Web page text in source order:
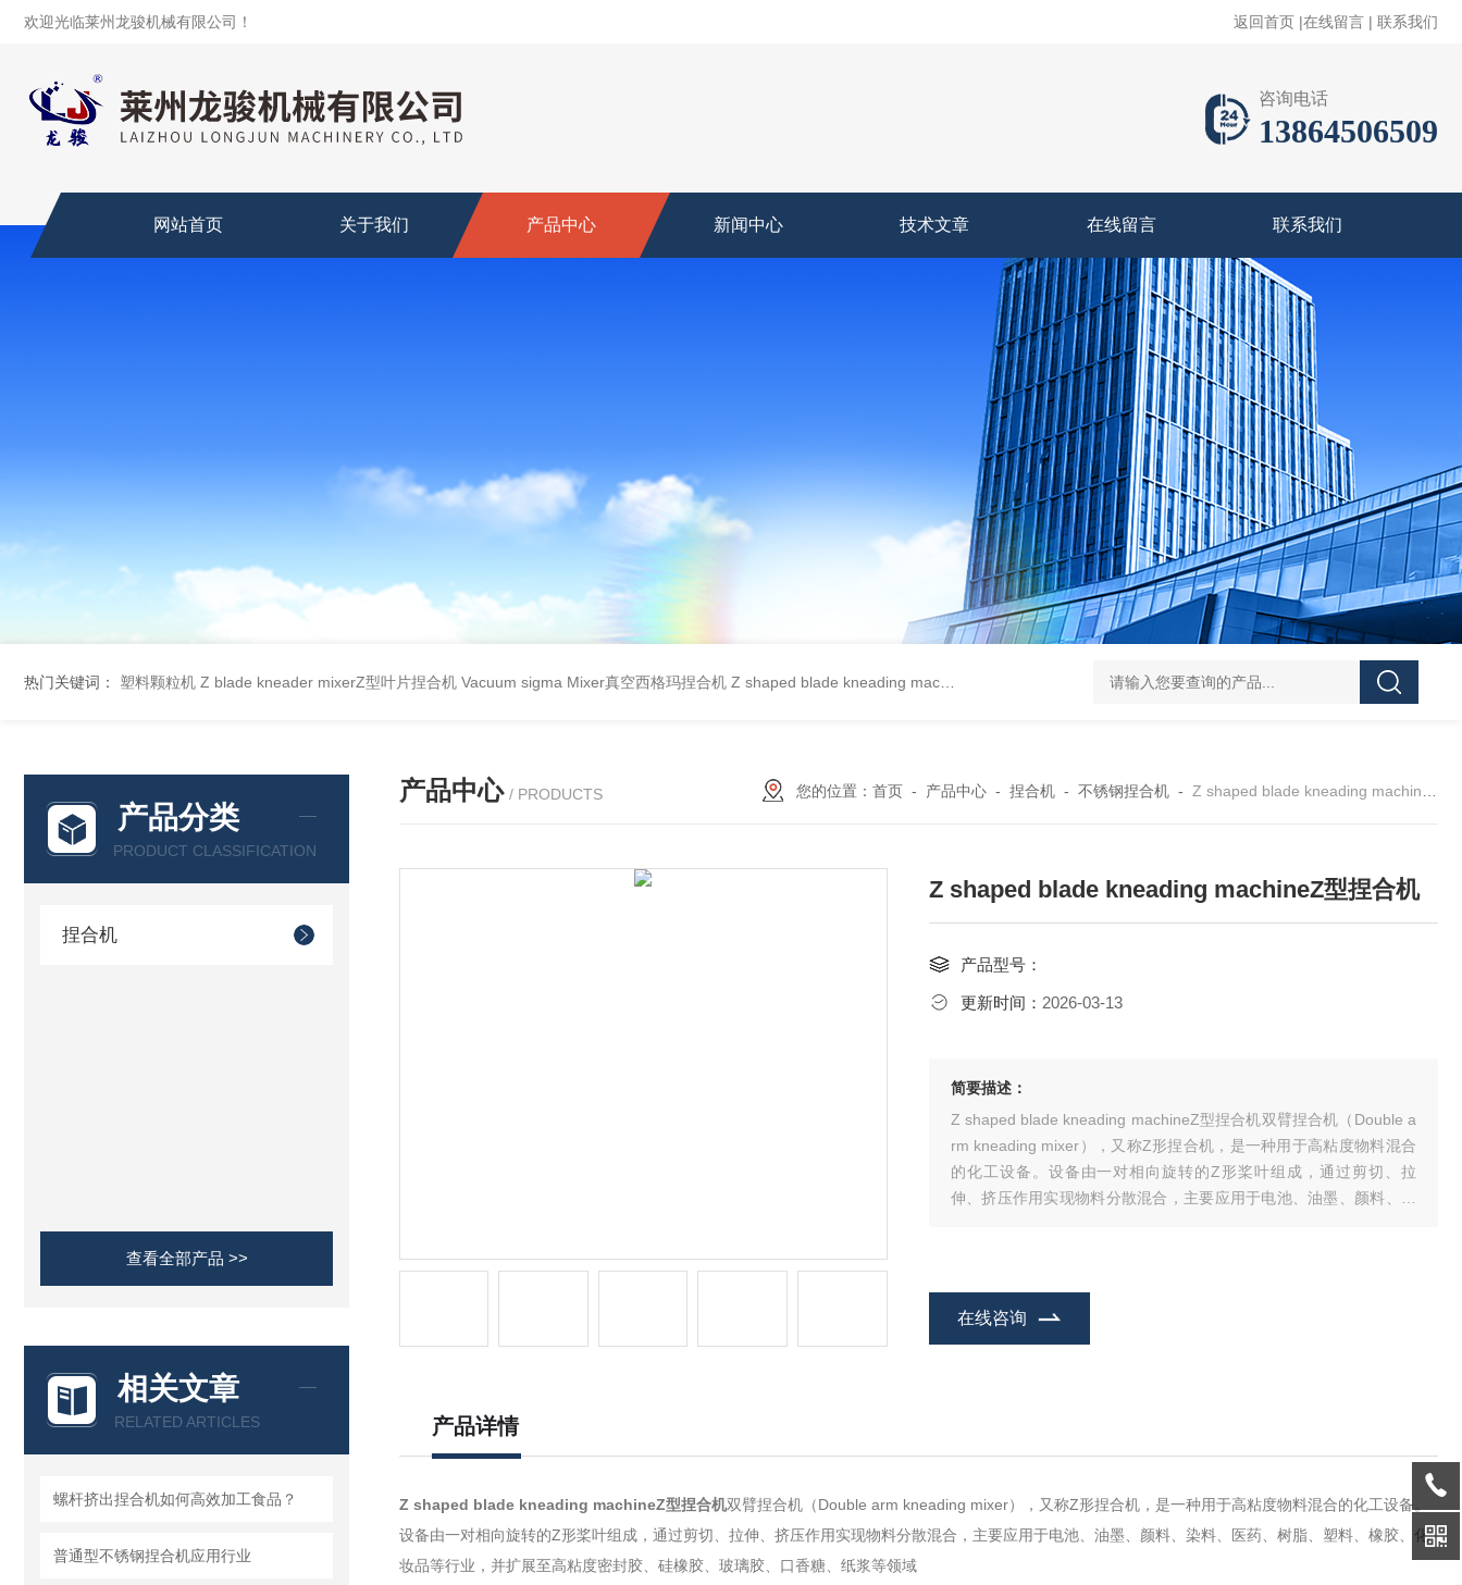
欢迎光临莱州龙骏机械有限公司！ 返回首页 |在线留言 | 联系我们
咨询电话
13864506509
网站首页 关于我们 产品中心 新闻中心 技术文章 在线留言 联系我们
热门关键词： 塑料颗粒机 Z blade kneader mixerZ型叶片捏合机 Vacuum sigma Mixer真空西格玛捏合机 Z shaped blade kneading machineZ型捏合机 Z shaped blade sigma mixerZ型捏合机 Vacuum Kneader真
产品分类
PRODUCT CLASSIFICATION
捏合机
查看全部产品 >>
相关文章
RELATED ARTICLES
螺杆挤出捏合机如何高效加工食品？
普通型不锈钢捏合机应用行业
产品中心 / PRODUCTS 您的位置： 首页- 产品中心- 捏合机- 不锈钢捏合机- Z shaped blade kneading machineZ型捏合机
Z shaped blade kneading machineZ型捏合机
产品型号：
更新时间： 2026-03-13
简要描述：
Z shaped blade kneading machineZ型捏合机双臂捏合机（Double a
rm kneading mixer），又称Z形捏合机，是一种用于高粘度物料混合
的化工设备。设备由一对相向旋转的Z形桨叶组成，通过剪切、拉
伸、挤压作用实现物料分散混合，主要应用于电池、油墨、颜料、染
在线咨询
产品详情
Z shaped blade kneading machineZ型捏合机双臂捏合机（Double arm kneading mixer），又称Z形捏合机，是一种用于高粘度物料混合的化工设备。
设备由一对相向旋转的Z形桨叶组成，通过剪切、拉伸、挤压作用实现物料分散混合，主要应用于电池、油墨、颜料、染料、医药、树脂、塑料、橡胶、化
妆品等行业，并扩展至高粘度密封胶、硅橡胶、玻璃胶、口香糖、纸浆等领域